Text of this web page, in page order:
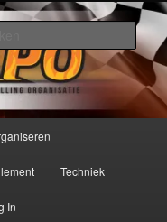
Techniek
In